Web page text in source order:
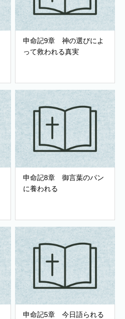
申命記9章 神の選びによ
って救われる真実
申命記8章 御言葉のパン
に養われる
申命記5章 今日語られる